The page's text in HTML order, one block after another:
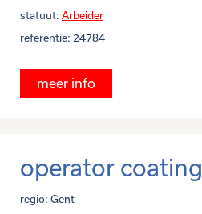
statuut: Arbeider
referentie: 24784
meer info
operator coating
regio: Gent